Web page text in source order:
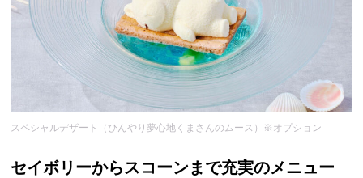
スペシャルデザート（ひんやり夢心地くまさんのムース）※オプション
セイボリーからスコーンまで充実のメニュー